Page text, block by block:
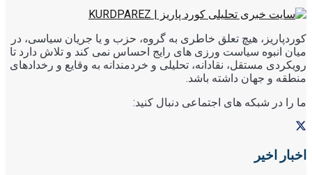
کوردپاریز، هیچ تعلق خاطری به گروه، حزب و یا جریان سیاسی، در
میان انبوه سیاست ورزی های رایج احساس نمی کند و تلاش دارد تا
رویکردی مستقل، نقادانه، تحلیلی و خردمندانه به وقایع و رخدادهای
منطقه و جهان داشته باشد.
ما را در شبکه های اجتماعی دنبال کنید:
اخبار اخیر